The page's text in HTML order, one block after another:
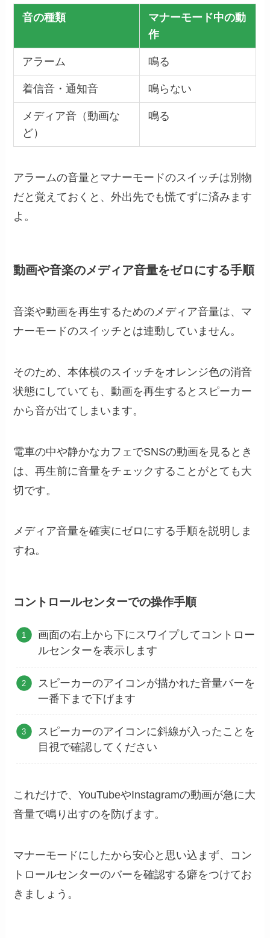
音の種類
マナーモード中の動
作
アラーム 鳴る
着信音・通知音 鳴らない
メディア音（動画な
ど）
鳴る
アラームの音量とマナーモードのスイッチは別物
だと覚えておくと、外出先でも慌てずに済みます
よ。
動画や音楽のメディア音量をゼロにする手順
音楽や動画を再生するためのメディア音量は、マ
ナーモードのスイッチとは連動していません。
そのため、本体横のスイッチをオレンジ色の消音
状態にしていても、動画を再生するとスピーカー
から音が出てしまいます。
電車の中や静かなカフェでSNSの動画を見るとき
は、再生前に音量をチェックすることがとても大
切です。
メディア音量を確実にゼロにする手順を説明しま
すね。
コントロールセンターでの操作手順
画面の右上から下にスワイプしてコントロー
ルセンターを表示します
スピーカーのアイコンが描かれた音量バーを
一番下まで下げます
スピーカーのアイコンに斜線が入ったことを
目視で確認してください
これだけで、YouTubeやInstagramの動画が急に大
音量で鳴り出すのを防げます。
マナーモードにしたから安心と思い込まず、コン
トロールセンターのバーを確認する癖をつけてお
きましょう。